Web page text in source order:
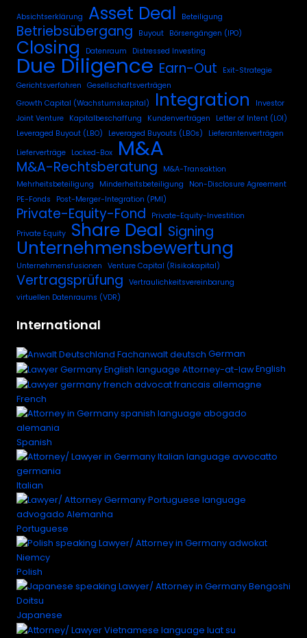
Absichtserklärung Asset Deal Beteiligung
Betriebsübergang Buyout Börsengängen (IPO)
Closing Datenraum Distressed Investing
Due Diligence Earn-Out
Exit-Strategie
Gerichtsverfahren Gesellschaftsverträgen
Growth Capital (Wachstumskapital)
Integration
Investor
Joint Venture Kapitalbeschaffung Kundenverträgen
Letter of Intent (LOI)
Leveraged Buyout (LBO)
Leveraged Buyouts (LBOs)
Lieferantenverträgen
Lieferverträge Locked-Box M&A
M&A-Rechtsberatung
M&A-Transaktion
Mehrheitsbeteiligung
Minderheitsbeteiligung
Non-Disclosure Agreement
PE-Fonds
Post-Merger-Integration (PMI)
Private-Equity-Fond
Private-Equity-Investition
Private Equity Share Deal Signing
Unternehmensbewertung
Unternehmensfusionen Venture Capital (Risikokapital)
Vertragsprüfung Vertraulichkeitsvereinbarung
virtuellen Datenraums (VDR)
International
German
English
French
Spanish
Italian
Portuguese
Polish
Japanese